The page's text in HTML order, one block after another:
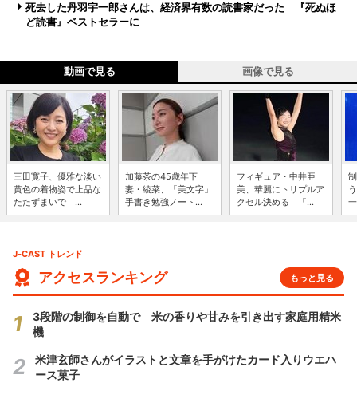
死去した丹羽宇一郎さんは、経済界有数の読書家だった 『死ぬほ
ど読書』ベストセラーに
動画で見る 画像で見る
三田寛子、優雅な淡い
黄色の着物姿で上品な
たたずまいで ...
加藤茶の45歳年下
妻・綾菜、「美文字」
手書き勉強ノート...
フィギュア・中井亜
美、華麗にトリプルア
クセル決める 「...
J-CAST トレンド
アクセスランキング もっと見る
3段階の制御を自動で 米の香りや甘みを引き出す家庭用精米
機
米津玄師さんがイラストと文章を手がけたカード入りウエハ
ース菓子